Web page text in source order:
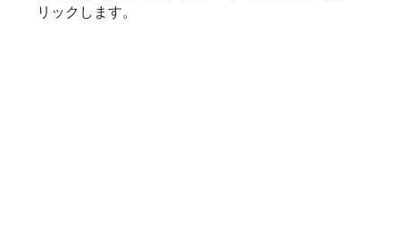
リックします。